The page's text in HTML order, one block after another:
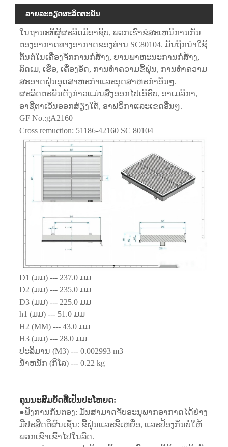
ລາຍ​ລະ​ອຽດ​ຜະ​ລິດ​ຕະ​ພັນ
ໃນຖານະທີ່ຜູ້ຜະລິດມືອາຊີບ, ພວກເຮົາຂໍສະເຫນີການກັ່ນ
ຕອງອາກາດທາງອາກາດຂອງທ່ານ SC80104. ມັນຖືກນໍາໃຊ້
ຕົ້ນຕໍໃນເຄື່ອງຈັກການກໍ່ສ້າງ, ຍານພາຫະນະການກໍ່ສ້າງ,
ລົດເມ, ເຮືອ, ເຄື່ອງອັດ, ການທໍາຄວາມຂີ້ຝຸ່ນ, ການທໍາຄວາມ
ສະອາດຝຸ່ນອຸດສາຫະກໍາແລະອຸດສາຫະກໍາອື່ນໆ.
ຜະລິດຕະພັນດັ່ງກ່າວແມ່ນສົ່ງອອກໄປເອີຣົບ, ອາເມລິກາ,
ອາຊີຕາເວັນອອກສ່ຽງໃຕ້, ອາຟຣິກາແລະເຂດອື່ນໆ.
GF No.:gA2160
Cross remuction: 51186-42160 SC 80104
D1 (ມມ) --- 237.0 ມມ
D2 (ມມ) --- 235.0 ມມ
D3 (ມມ) --- 225.0 ມມ
h1 (ມມ) --- 51.0 ມມ
H2 (MM) --- 43.0 ມມ
H3 (ມມ) --- 28.0 ມມ
ປະລິມານ (M3) --- 0.002993 m3
ນ້ໍາຫນັກ (ກິໂລ) --- 0.22 kg
ຄຸນນະສົມບັດທີ່ເປັນປະໂຫຍດ:
●ຟັງການກັ່ນຕອງ: ມັນສາມາດຈັບອະນຸພາກອາກາດໄດ້ຢ່າງ
ມີປະສິດຕິຜົນເຊັ່ນ: ຂີ້ຝຸ່ນແລະຂີ້ເຫຍື່ອ, ແລະປ້ອງກັນບໍ່ໃຫ້
ພວກເຂົາເຂົ້າໄປໃນລົດ.